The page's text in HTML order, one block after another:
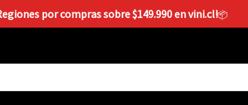
por compras sobre $149.990 en vini.cl!📦